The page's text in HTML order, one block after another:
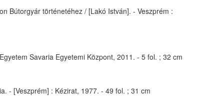
Bútorgyár történetéhez / [Lakó István]. - Veszprém :
Savaria Egyetemi Központ, 2011. - 5 fol. ; 32 cm
- [Veszprém] : Kézirat, 1977. - 49 fol. ; 31 cm